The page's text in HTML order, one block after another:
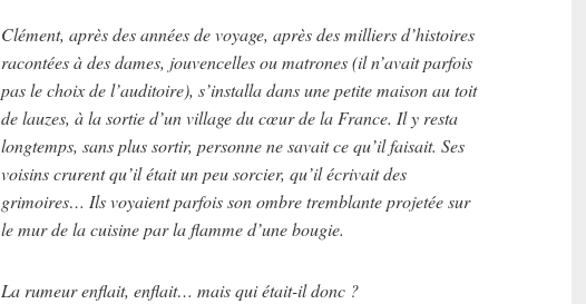
Clément, après des années de voyage, après des milliers d’histoires
racontées à des dames, jouvencelles ou matrones (il n’avait parfois
pas le choix de l’auditoire), s’installa dans une petite maison au toit
de lauzes, à la sortie d’un village du cœur de la France. Il y resta
longtemps, sans plus sortir, personne ne savait ce qu’il faisait. Ses
voisins crurent qu’il était un peu sorcier, qu’il écrivait des
grimoires… Ils voyaient parfois son ombre tremblante projetée sur
le mur de la cuisine par la flamme d’une bougie.
La rumeur enflait, enflait… mais qui était-il donc ?